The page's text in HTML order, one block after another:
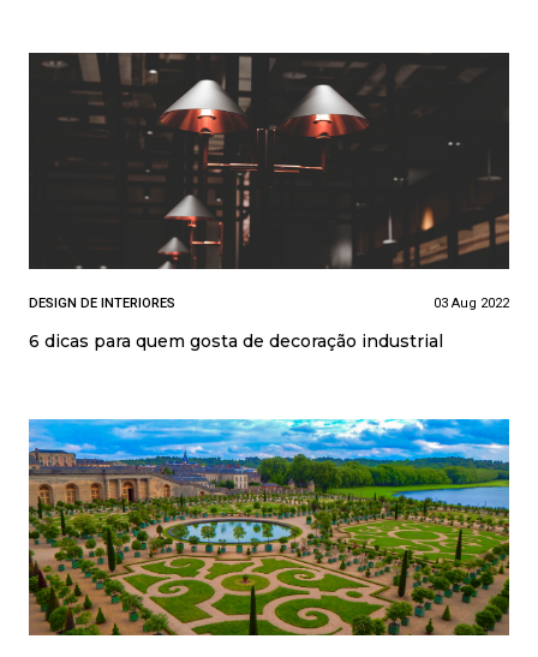
DESIGN DE INTERIORES 03 Aug 2022
6 dicas para quem gosta de decoração industrial